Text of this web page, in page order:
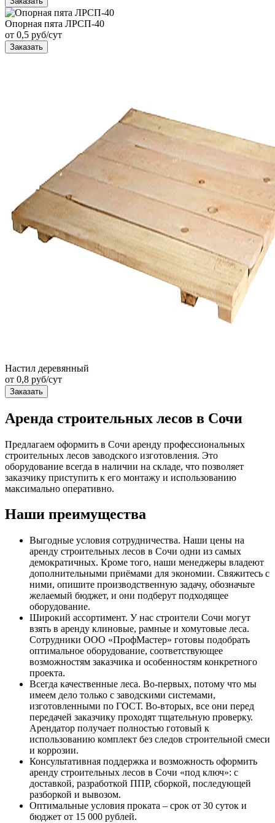
Опорная пята ЛРСП-40
от 0,5 руб/сут
Заказать
Настил деревянный
от 0,8 руб/сут
Заказать
Аренда строительных лесов в Сочи
Предлагаем оформить в Сочи аренду профессиональных
строительных лесов заводского изготовления. Это
оборудование всегда в наличии на складе, что позволяет
заказчику приступить к его монтажу и использованию
максимально оперативно.
Наши преимущества
Выгодные условия сотрудничества. Наши цены на
аренду строительных лесов в Сочи одни из самых
демократичных. Кроме того, наши менеджеры владеют
дополнительными приёмами для экономии. Свяжитесь с
ними, опишите производственную задачу, обозначьте
желаемый бюджет, и они подберут подходящее
оборудование.
Широкий ассортимент. У нас строители Сочи могут
взять в аренду клиновые, рамные и хомутовые леса.
Сотрудники ООО «ПрофМастер» готовы подобрать
оптимальное оборудование, соответствующее
возможностям заказчика и особенностям конкретного
проекта.
Всегда качественные леса. Во-первых, потому что мы
имеем дело только с заводскими системами,
изготовленными по ГОСТ. Во-вторых, все они перед
передачей заказчику проходят тщательную проверку.
Арендатор получает полностью готовый к
использованию комплект без следов строительной смеси
и коррозии.
Консультативная поддержка и возможность оформить
аренду строительных лесов в Сочи «под ключ»: с
доставкой, разработкой ППР, сборкой, последующей
разборкой и вывозом.
Оптимальные условия проката – срок от 30 суток и
бюджет от 15 000 рублей.